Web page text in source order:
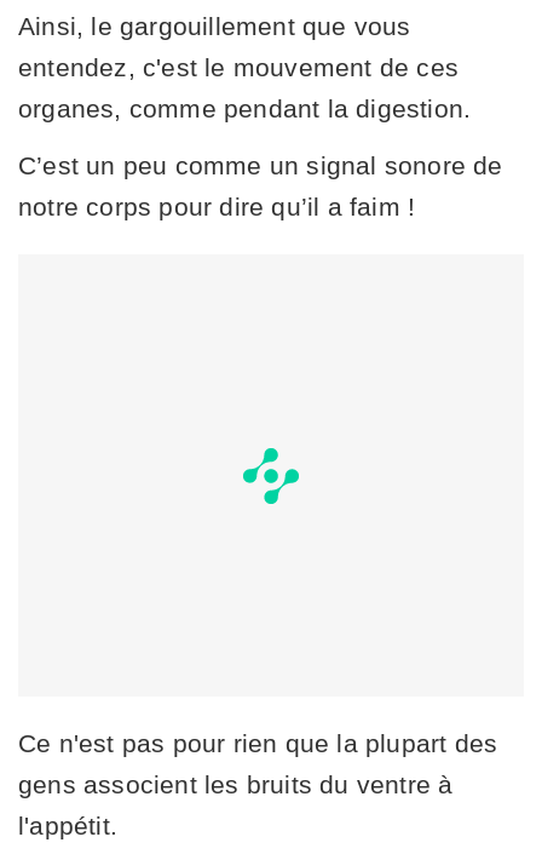
Ainsi, le gargouillement que vous
entendez, c'est le mouvement de ces
organes, comme pendant la digestion.
C’est un peu comme un signal sonore de
notre corps pour dire qu’il a faim !
Ce n'est pas pour rien que la plupart des
gens associent les bruits du ventre à
l'appétit.